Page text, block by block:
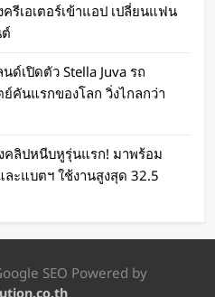
งคลิปหนีบหูรุ่นแรก! มา
ชาร์จ และแบตฯ ใช้งาน
รีเอเตอร์เข้าแอป เปลี่ยนแฟน
ต์
ด์เปิดตัว Stella Juva รถ
คันแรกของโลก วิ่งไกลกว่า
คลิปหนีบหูรุ่นแรก! มาพร้อม
ะแบตฯ ใช้งานสูงสุด 32.5
SEO Powered by